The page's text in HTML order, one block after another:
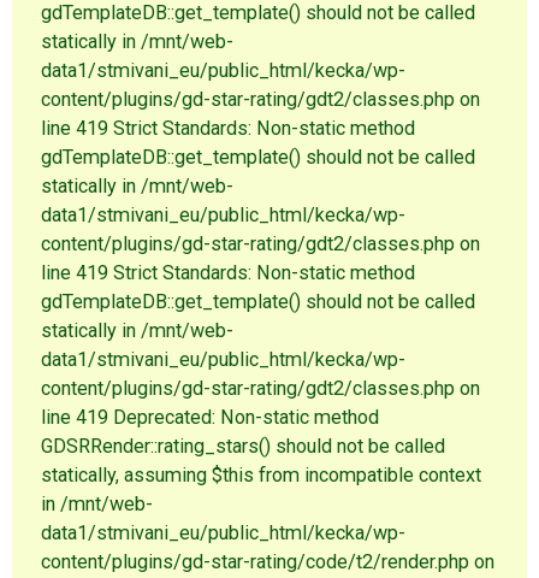
gdTemplateDB::get_template() should not be called
statically in /mnt/web-
data1/stmivani_eu/public_html/kecka/wp-
content/plugins/gd-star-rating/gdt2/classes.php on
line 419 Strict Standards: Non-static method
gdTemplateDB::get_template() should not be called
statically in /mnt/web-
data1/stmivani_eu/public_html/kecka/wp-
content/plugins/gd-star-rating/gdt2/classes.php on
line 419 Strict Standards: Non-static method
gdTemplateDB::get_template() should not be called
statically in /mnt/web-
data1/stmivani_eu/public_html/kecka/wp-
content/plugins/gd-star-rating/gdt2/classes.php on
line 419 Deprecated: Non-static method
GDSRRender::rating_stars() should not be called
statically, assuming $this from incompatible context
in /mnt/web-
data1/stmivani_eu/public_html/kecka/wp-
content/plugins/gd-star-rating/code/t2/render.php on